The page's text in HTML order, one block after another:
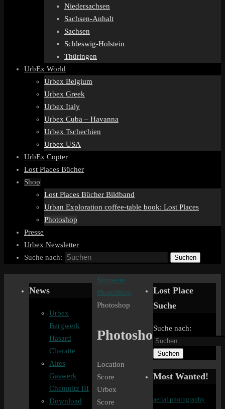
Niedersachsen
Sachsen-Anhalt
Sachsen
Schleswig-Holstein
Thüringen
UrbEx World
Urbex Belgium
Urbex Greek
Urbex Italy
Urbex Cuba – Havanna
Urbex Tschechien
Urbex USA
UrbEx Copter
Lost Places Bücher
Shop
Lost Places Bücher Bildband
Urban Exploration coffee-table book: Lost Places
Photoshop
Presse
Urbex Newsletter
Suche nach:
Suchen
Startseite
PhotoShop
Photoshop
Photoshop
Location
Score
Urbex
Score
News
Urbex
Bergwerk
Hasard
Cheratte
Altes
Gaswerk
Chemnitz III
Download
Lost Place
Suche
Suche nach:
Suchen
Most Wanted!
aerial photography